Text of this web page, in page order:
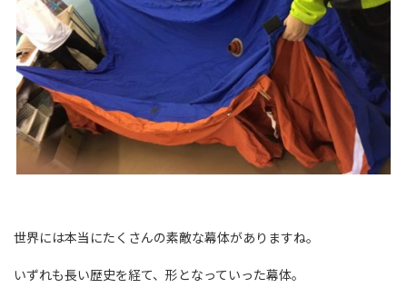
世界には本当にたくさんの素敵な幕体がありますね。
いずれも長い歴史を経て、形となっていった幕体。